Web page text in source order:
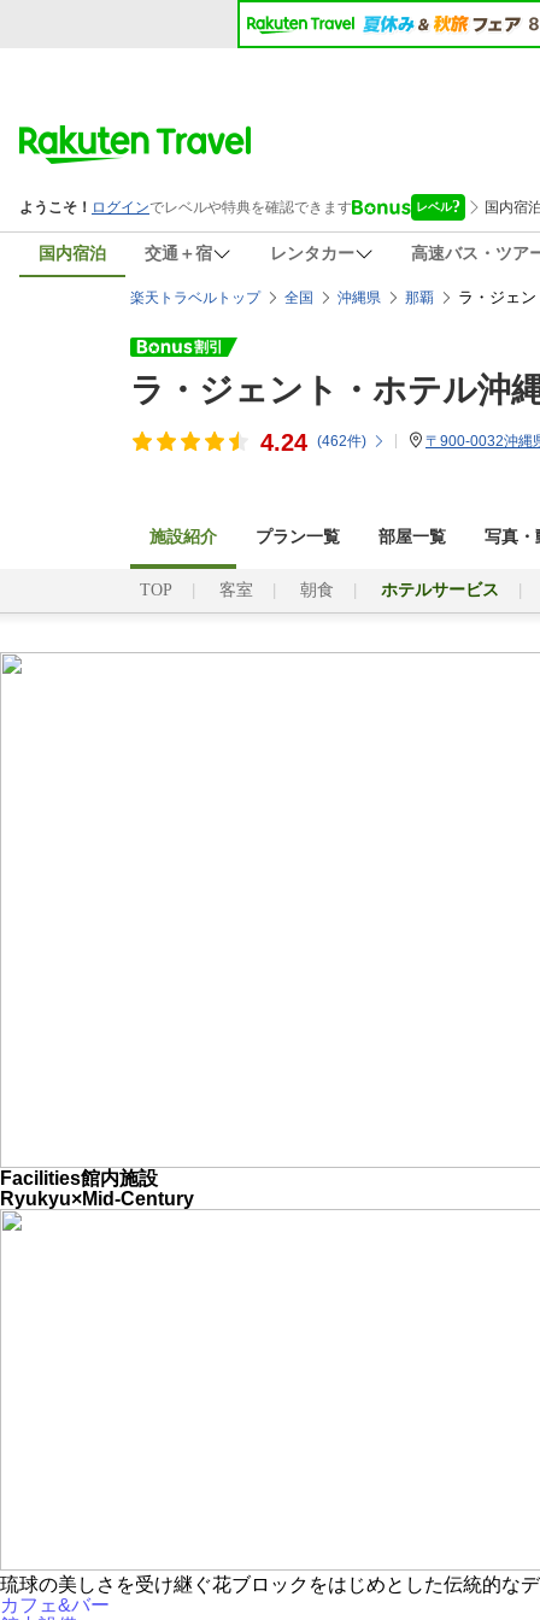
国内宿泊 交通＋宿 レンタカー 高速バス・ツア
楽天トラベルトップ 全国 沖縄県 那覇 ラ・ジェ
ラ・ジェント・ホテル沖
4.24 (462件) 〒900-0032沖縄
施設紹介 プラン一覧 部屋一覧 写真・
TOP 客室 朝食 ホテルサービス
Facilities館内施設
Ryukyu×Mid-Century
琉球の美しさを受け継ぐ花ブロックをはじめとした伝統的な
カフェ&バー